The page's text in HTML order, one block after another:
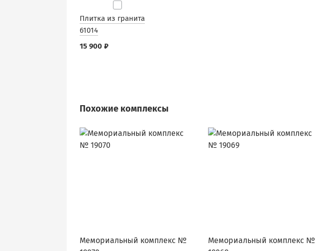
Плитка из гранита
61014
15 900 ₽
Похожие комплексы
Мемориальный комплекс №
Мемориальный комплекс №